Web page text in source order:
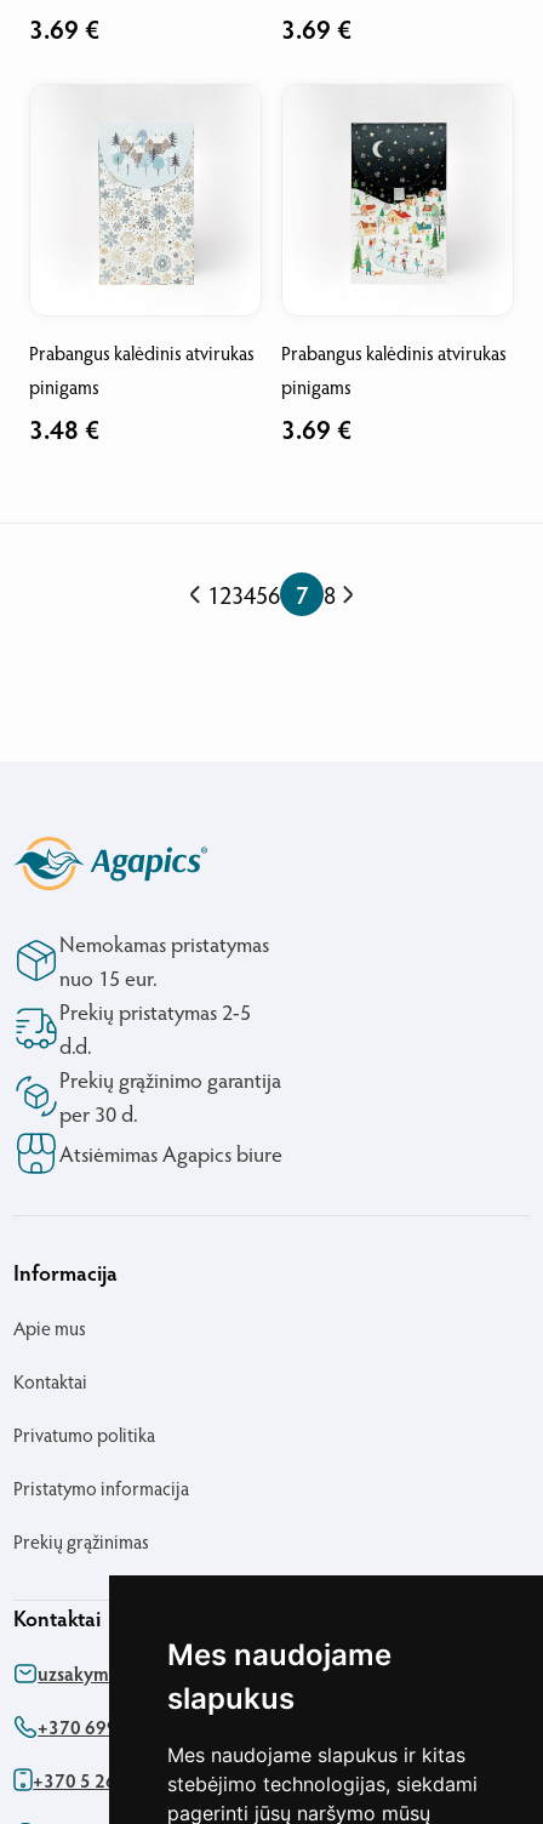
Mes naudojame
slapukus
Mes naudojame slapukus ir kitas
stebėjimo technologijas, siekdami
pagerinti jūsų naršymo mūsų
3.69 € 3.69 €
Prabangus kalėdinis atvirukas
pinigams
3.48 €
Prabangus kalėdinis atvirukas
pinigams
3.69 €
123456 7 8
Nemokamas pristatymas
nuo 15 eur.
Prekių pristatymas 2-5
d.d.
Prekių grąžinimo garantija
per 30 d.
Atsiėmimas Agapics biure
Informacija
Apie mus
Kontaktai
Privatumo politika
Pristatymo informacija
Prekių grąžinimas
Kontaktai
uzsakymas@agapics.lt
+370 699 76161
+370 5 2622091